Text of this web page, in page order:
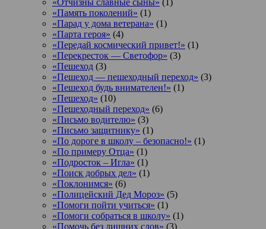
«Память поколений» (1)
«Парад у дома ветерана» (1)
«Парта героя» (4)
«Передай космический привет!» (1)
«Перекресток — Светофор» (3)
«Пешеход (3)
«Пешеход — пешеходный переход» (3)
«Пешеход будь внимателен!» (1)
«Пешеход» (10)
«Пешеходный переход» (6)
«Письмо водителю» (3)
«Письмо защитнику» (1)
«По дороге в школу – безопасно!» (1)
«По примеру Отца» (1)
«Подросток ‒ Игла» (1)
«Поиск добрых дел» (1)
«Поклонимся» (6)
«Полицейский Дед Мороз» (5)
«Помоги пойти учиться» (1)
«Помоги собраться в школу» (1)
«Помочь без лишних слов» (3)